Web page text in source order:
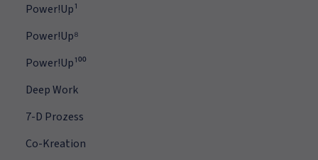
Power!Up¹
Power!Up⁸
Power!Up¹⁰⁰
Deep Work
7-D Prozess
Co-Kreation